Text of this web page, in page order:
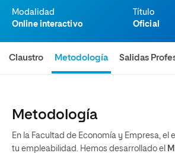
Modalidad
Online interactivo
Título
Oficial
Claustro Metodología Salidas
Metodología
En la Facultad de Economía y Empresa, el
tu empleabilidad. Hemos desarrollado el